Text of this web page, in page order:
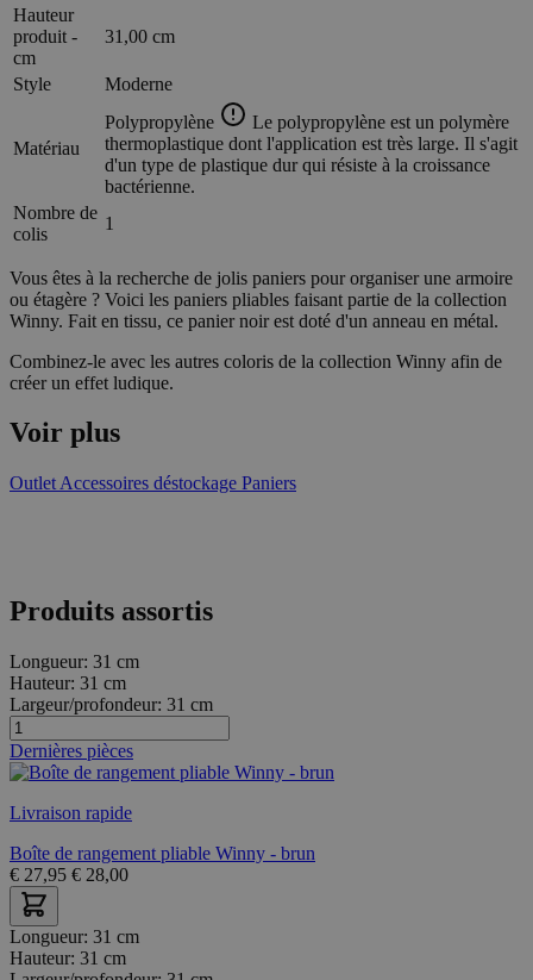
Hauteur
produit -
cm
31,00 cm
Style Moderne
Matériau
Polypropylène
Le polypropylène est un polymère
thermoplastique dont l'application est très large. Il s'agit
d'un type de plastique dur qui résiste à la croissance
bactérienne.
Nombre de
colis
1
Vous êtes à la recherche de jolis paniers pour organiser une armoire
ou étagère ? Voici les paniers pliables faisant partie de la collection
Winny. Fait en tissu, ce panier noir est doté d'un anneau en métal.
Combinez-le avec les autres coloris de la collection Winny afin de
créer un effet ludique.
Voir plus
Outlet Accessoires déstockage Paniers
Produits assortis
Longueur: 31 cm
Hauteur: 31 cm
Largeur/profondeur: 31 cm
Dernières pièces
Livraison rapide
Boîte de rangement pliable Winny - brun
€ 27,95 € 28,00
Longueur: 31 cm
Hauteur: 31 cm